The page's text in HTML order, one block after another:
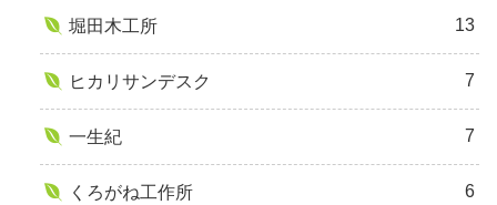
堀田木工所 13
ヒカリサンデスク 7
一生紀 7
くろがね工作所 6